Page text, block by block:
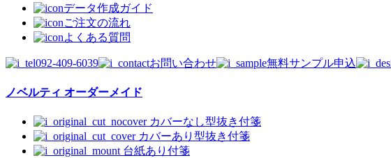
データ作成ガイド
ご注文の流れ
よくある質問
092-409-6039 お問い合わせ 無料サンプル申込
ノベルティ オーダーメイド
カバーなし型抜き付箋
カバーあり型抜き付箋
台紙あり付箋